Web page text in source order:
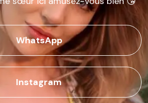
WhatsApp
Instagram